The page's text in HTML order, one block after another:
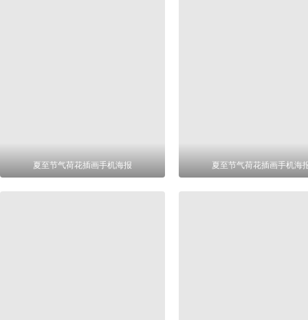
夏至节气荷花插画手机海报 夏至节气荷花插画手机海